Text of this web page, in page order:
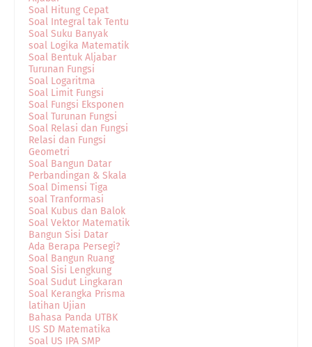
Soal Hitung Cepat
Soal Integral tak Tentu
Soal Suku Banyak
soal Logika Matematik
Soal Bentuk Aljabar
Turunan Fungsi
Soal Logaritma
Soal Limit Fungsi
Soal Fungsi Eksponen
Soal Turunan Fungsi
Soal Relasi dan Fungsi
Relasi dan Fungsi
Geometri
Soal Bangun Datar
Perbandingan & Skala
Soal Dimensi Tiga
soal Tranformasi
Soal Kubus dan Balok
Soal Vektor Matematik
Bangun Sisi Datar
Ada Berapa Persegi?
Soal Bangun Ruang
Soal Sisi Lengkung
Soal Sudut Lingkaran
Soal Kerangka Prisma
latihan Ujian
Bahasa Panda UTBK
US SD Matematika
Soal US IPA SMP